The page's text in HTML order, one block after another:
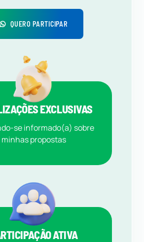
QUERO PARTICIPAR
EXCLUSIVAS
se informado(a) sobre
minhas propostas
ATIVA